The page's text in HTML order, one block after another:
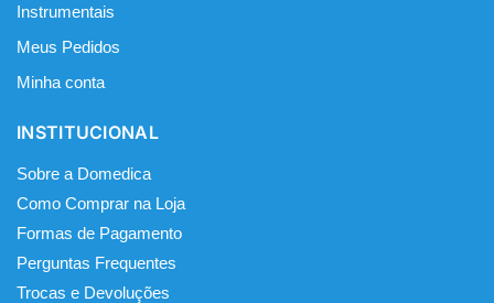
Instrumentais
Meus Pedidos
Minha conta
INSTITUCIONAL
Sobre a Domedica
Como Comprar na Loja
Formas de Pagamento
Perguntas Frequentes​
Trocas e Devoluções